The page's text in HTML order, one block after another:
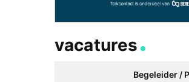
vacatures
Begeleider /